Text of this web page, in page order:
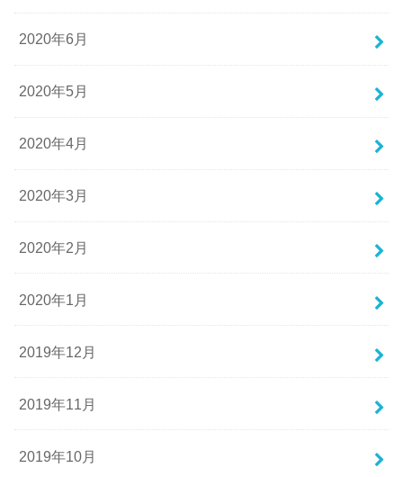
2020年6月
2020年5月
2020年4月
2020年3月
2020年2月
2020年1月
2019年12月
2019年11月
2019年10月